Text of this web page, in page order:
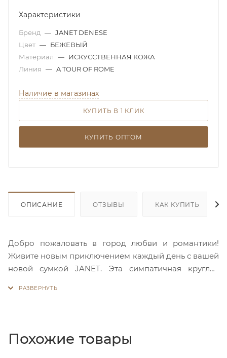
Характеристики
Бренд — JANET DENESE
Цвет — БЕЖЕВЫЙ
Материал — ИСКУССТВЕННАЯ КОЖА
Линия — A TOUR OF ROME
Наличие в магазинах
КУПИТЬ В 1 КЛИК
КУПИТЬ ОПТОМ
ОПИСАНИЕ ОТЗЫВЫ КАК КУПИТЬ
Добро пожаловать в город любви и романтики!
Живите новым приключением каждый день с вашей
новой сумкой JANET. Эта симпатичная круглая
кофейные оттенки и достопримечательности
вечного города. Основное отделение на молнии, а
Похожие товары